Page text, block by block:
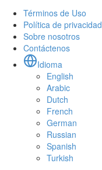
Términos de Uso
Política de privacidad
Sobre nosotros
Contáctenos
Idioma
English
Arabic
Dutch
French
German
Russian
Spanish
Turkish